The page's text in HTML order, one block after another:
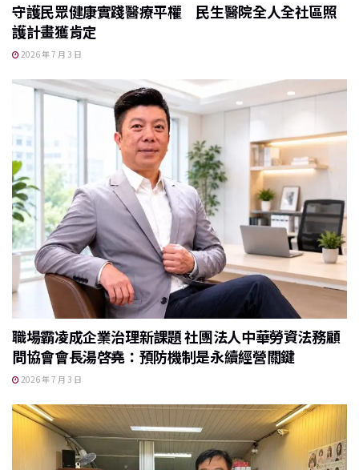
守護民眾健康實踐醫療平權 民生醫院全人全社區照
護計畫獲肯定
2026 年 7 月 3 日
職場霸凌成企業治理新課題 社團法人中華勞資法務顧
問協會會長湯啓堯：預防機制是永續經營關鍵
2026 年 7 月 3 日